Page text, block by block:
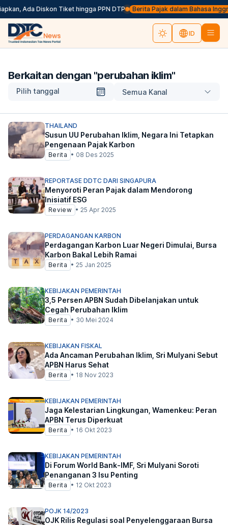
Ada Diskon Tiket hingga PPN DTP Berita Pajak dalam Bahasa
ID
Berkaitan dengan "perubahan iklim"
Pilih tanggal Semua Kanal
THAILAND
Susun UU Perubahan Iklim, Negara Ini Tetapkan
Pengenaan Pajak Karbon
Berita • 08 Des 2025
REPORTASE DDTC DARI SINGAPURA
Menyoroti Peran Pajak dalam Mendorong
Inisiatif ESG
Review • 25 Apr 2025
PERDAGANGAN KARBON
Perdagangan Karbon Luar Negeri Dimulai, Bursa
Karbon Bakal Lebih Ramai
Berita • 25 Jan 2025
KEBIJAKAN PEMERINTAH
3,5 Persen APBN Sudah Dibelanjakan untuk
Cegah Perubahan Iklim
Berita • 30 Mei 2024
KEBIJAKAN FISKAL
Ada Ancaman Perubahan Iklim, Sri Mulyani Sebut
APBN Harus Sehat
Berita • 18 Nov 2023
KEBIJAKAN PEMERINTAH
Jaga Kelestarian Lingkungan, Wamenkeu: Peran
APBN Terus Diperkuat
Berita • 16 Okt 2023
KEBIJAKAN PEMERINTAH
Di Forum World Bank-IMF, Sri Mulyani Soroti
Penanganan 3 Isu Penting
Berita • 12 Okt 2023
POJK 14/2023
OJK Rilis Regulasi soal Penyelenggaraan Bursa